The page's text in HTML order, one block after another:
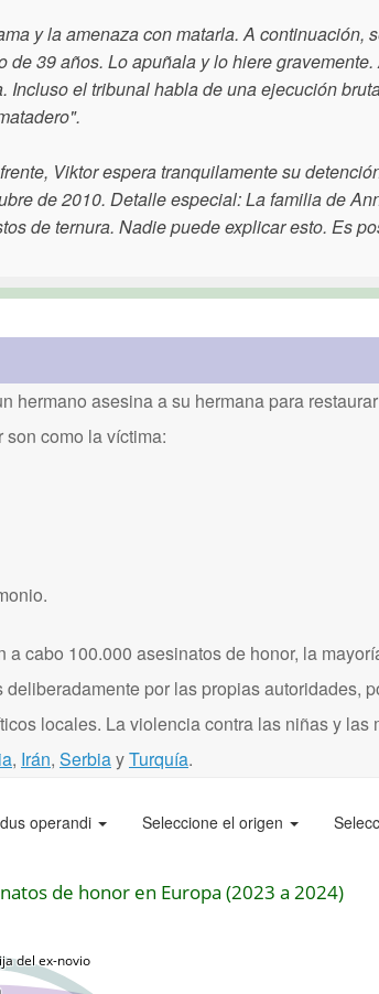
y la amenaza con matarla. A continuación,
39 años. Lo apuñala y lo hiere
Incluso el tribunal habla de una ejecución
Viktor espera tranquilamente su
de 2010. Detalle especial: La familia de
de ternura. Nadie puede explicar esto. Es
hermano asesina a su hermana para
como la víctima:
cabo 100.000 asesinatos de honor, la
por las propias autoridades,
locales. La violencia contra las niñas y las
, Irán, SerbiayTurquía.